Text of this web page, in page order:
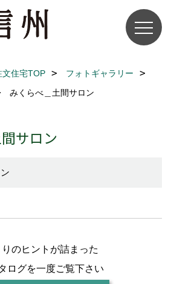
文住宅TOP
フォトギャラリー
みくらべ＿土間サロン
サロン
のヒントが詰まった
ログを一度ご覧下さい